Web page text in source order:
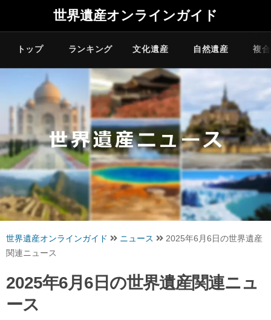
世界遺産オンラインガイド
トップ ランキング 文化遺産 自然遺産 複
世界遺産オンラインガイド ニュース
2025年6月6日の世界遺産
関連ニュース
2025年6月6日の世界遺産関連ニュ
ース